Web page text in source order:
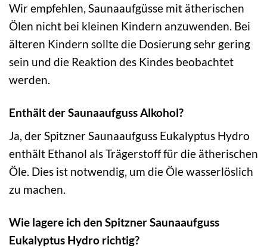
Wir empfehlen, Saunaaufgüsse mit ätherischen
Ölen nicht bei kleinen Kindern anzuwenden. Bei
älteren Kindern sollte die Dosierung sehr gering
sein und die Reaktion des Kindes beobachtet
werden.
Enthält der Saunaaufguss Alkohol?
Ja, der Spitzner Saunaaufguss Eukalyptus Hydro
enthält Ethanol als Trägerstoff für die ätherischen
Öle. Dies ist notwendig, um die Öle wasserlöslich
zu machen.
Wie lagere ich den Spitzner Saunaaufguss
Eukalyptus Hydro richtig?